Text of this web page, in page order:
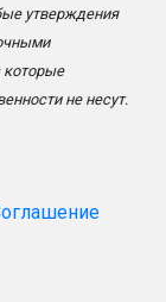
утверждения
которые
не несут.